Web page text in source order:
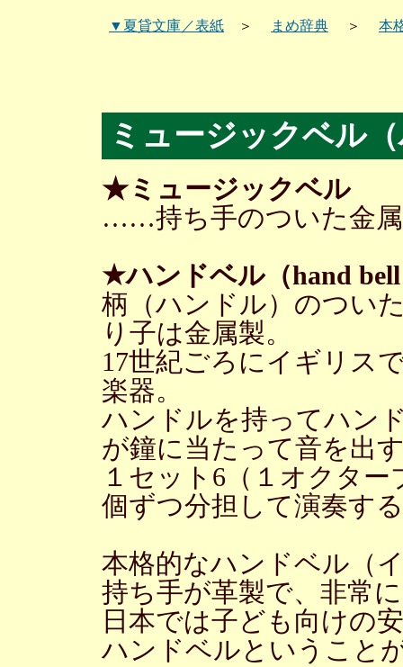
▼夏貸文庫／表紙 ＞ まめ辞典 ＞ 本
ミュージックベル
★ミュージックベル
……持ち手のついた金
★ハンドベル（hand
柄（ハンドル）のつい
り子は金属製。
17世紀ごろにイギリス
楽器。
ハンドルを持ってハン
が鐘に当たって音を出
１セット6（１オクタ
個ずつ分担して演奏す
本格的なハンドベル（
持ち手が革製で、非常
日本では子ども向けの
ハンドベルということ